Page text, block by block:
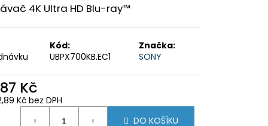
4K Ultra HD Blu-ray™
Kód:
UBPX700KB.EC1
Značka:
SONY
Kč
Kč bez DPH
DO KOŠÍKU